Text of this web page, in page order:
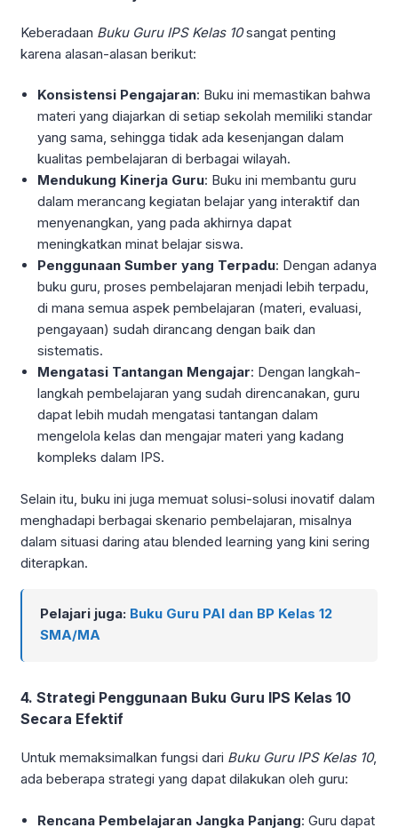
Keberadaan Buku Guru IPS Kelas 10sangat penting
karena alasan-alasan berikut:
Konsistensi Pengajaran: Buku ini memastikan bahwa
materi yang diajarkan di setiap sekolah memiliki standar
yang sama, sehingga tidak ada kesenjangan dalam
kualitas pembelajaran di berbagai wilayah.
Mendukung Kinerja Guru: Buku ini membantu guru
dalam merancang kegiatan belajar yang interaktif dan
menyenangkan, yang pada akhirnya dapat
meningkatkan minat belajar siswa.
Penggunaan Sumber yang Terpadu: Dengan adanya
buku guru, proses pembelajaran menjadi lebih terpadu,
di mana semua aspek pembelajaran (materi, evaluasi,
pengayaan) sudah dirancang dengan baik dan
sistematis.
Mengatasi Tantangan Mengajar: Dengan langkah-
langkah pembelajaran yang sudah direncanakan, guru
dapat lebih mudah mengatasi tantangan dalam
mengelola kelas dan mengajar materi yang kadang
kompleks dalam IPS.
Selain itu, buku ini juga memuat solusi-solusi inovatif dalam
menghadapi berbagai skenario pembelajaran, misalnya
dalam situasi daring atau blended learning yang kini sering
diterapkan.
Pelajari juga: Buku Guru PAI dan BP Kelas 12
SMA/MA
4. Strategi Penggunaan Buku Guru IPS Kelas 10
Secara Efektif
Untuk memaksimalkan fungsi dari Buku Guru IPS Kelas 10,
ada beberapa strategi yang dapat dilakukan oleh guru:
Rencana Pembelajaran Jangka Panjang: Guru dapat